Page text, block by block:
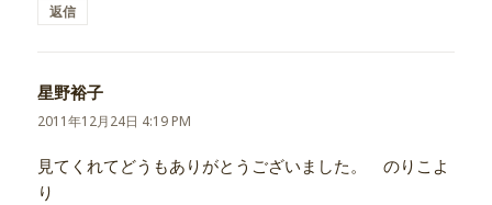
返信
星野裕子
り:
2011年12月24日 4:19 PM
見てくれてどうもありがとうございました。 のりこよ
り